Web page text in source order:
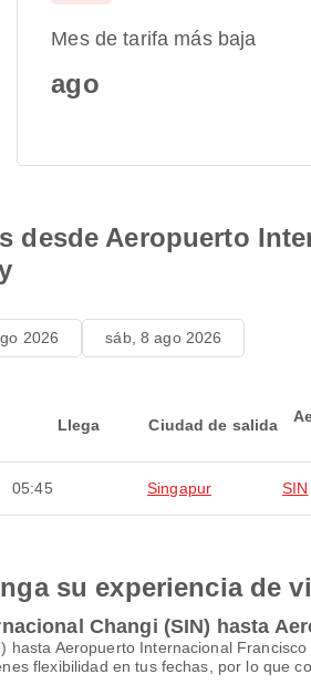
Mes de tarifa más baja
ago
desde Aeropuerto
2026 sáb, 8 ago 2026
Llega Ciudad de salida
05:45 Singapur SIN
su experiencia de
Changi (SIN) hasta
hasta Aeropuerto Internacional
flexibilidad en tus fechas, por lo que